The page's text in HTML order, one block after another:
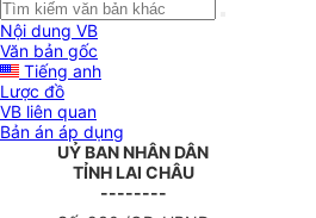
Nội dung VB
Văn bản gốc
Tiếng anh
Lược đồ
VB liên quan
Bản án áp dụng
UỶ BAN NHÂN DÂN
TỈNH LAI CHÂU
--------